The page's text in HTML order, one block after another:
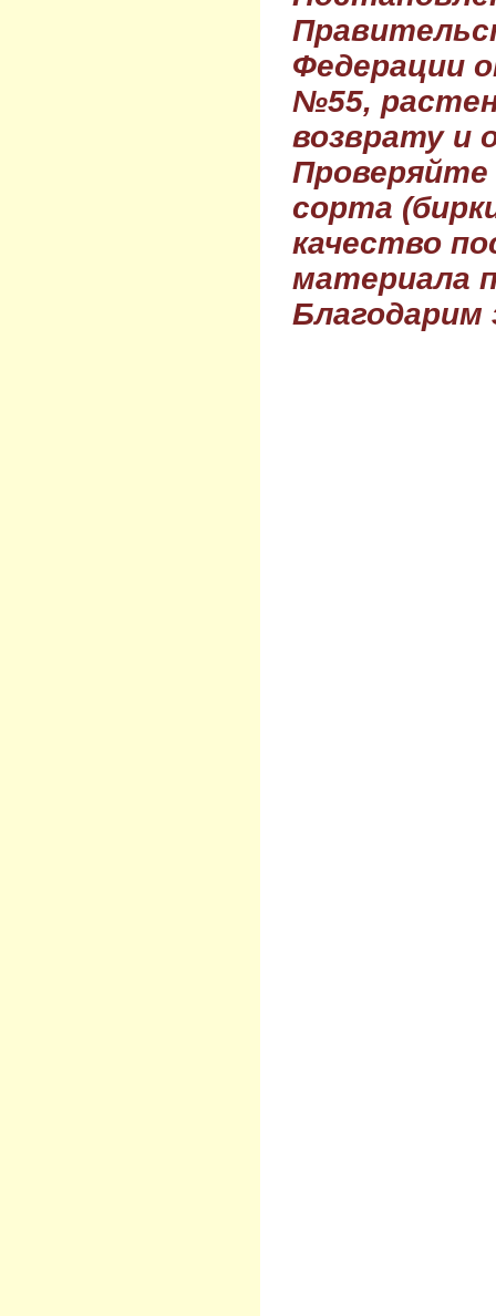
Федерации
№55,
возврату и
Проверяйте
сорта
качество
материала
Благодарим